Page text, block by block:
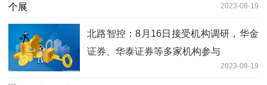
2023-08-19
北路智控：8月16日接受机构调研，华金
证券、华泰证券等多家机构参与
2023-08-19